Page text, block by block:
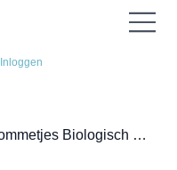
Inloggen
Blossombs Egg Box | 6 Bloembommetjes Biologisch Cadeau